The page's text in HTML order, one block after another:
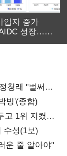
입자 증가
성장…
청래 "벌써
빙'(종합)
고 1위 지켰다
수성(1보)
운 줄 알아야"